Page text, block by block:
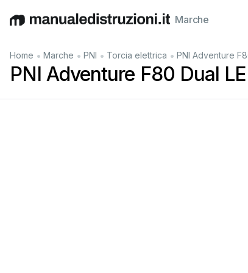
EnglishDeutschEspañol Italiano Français
Marche
Home • Marche • PNI • Torcia elettrica • PNI Adventure
PNI Adventure F80 Dual